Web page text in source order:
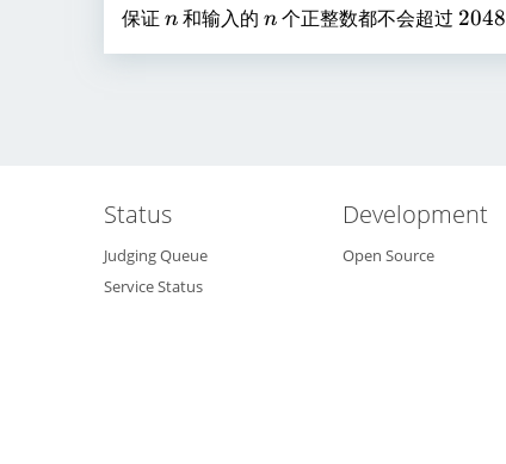
保证n
n 和输入的 n
n 个正整数都不会超过 2
2048
Status
Judging Queue
Service Status
Development
Open Source